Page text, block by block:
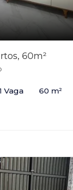
60m²
Vaga 60 m²